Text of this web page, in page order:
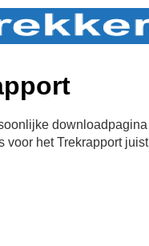
downloadpagina
voor het Trekrapport juist